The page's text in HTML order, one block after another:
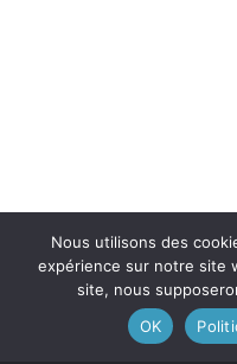
Nous utilisons des
expérience sur notre site
site, nous
OK